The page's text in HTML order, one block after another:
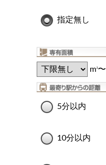
指定無し
m2〜
5分以内
10分以内